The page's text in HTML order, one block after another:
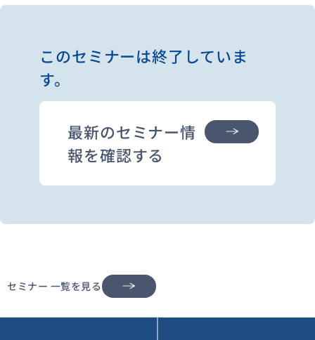
このセミナーは終了していま
す。
最新のセミナー情
報を確認する
セミナー 一覧を見る